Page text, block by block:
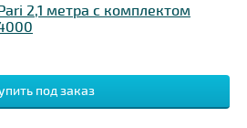
2,1 метра с комплектом